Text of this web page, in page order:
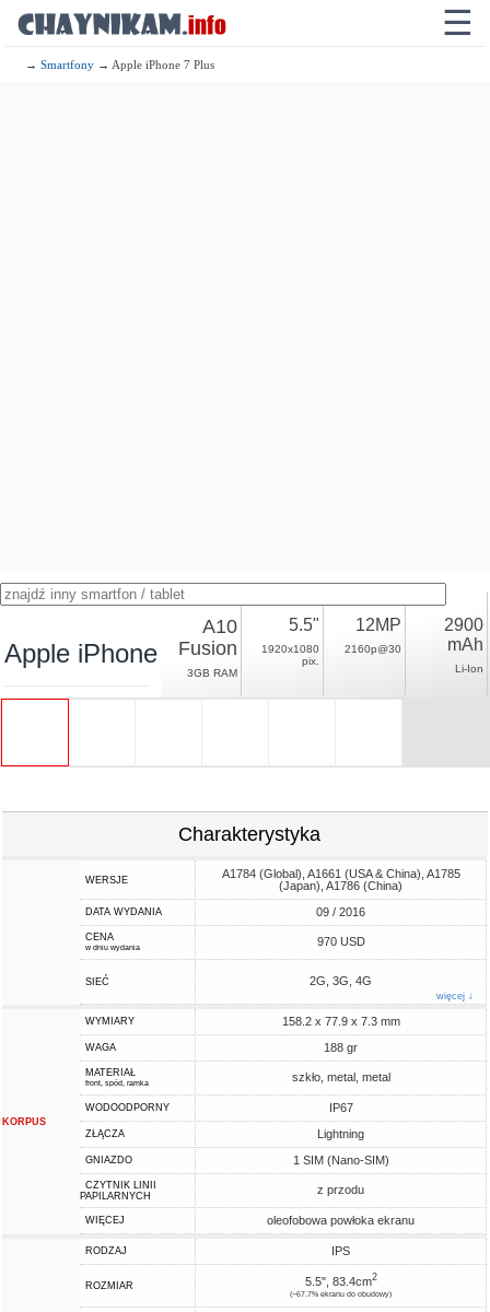
☰
→Smartfony → Apple iPhone 7 Plus
Apple iPhone 7 Plus
A10
Fusion
3GB RAM
5.5"
1920x1080
pix.
12MP
2160p@30
2900
mAh
Li-Ion
Charakterystyka
WERSJE
A1784 (Global), A1661 (USA & China), A1785
(Japan), A1786 (China)
DATA WYDANIA 09 / 2016
CENA
w dniu wydania 970 USD
SIEĆ 2G, 3G, 4G
więcej ↓
KORPUS
WYMIARY 158.2 x 77.9 x 7.3 mm
WAGA 188 gr
MATERIAŁ
front, spód, ramka szkło, metal, metal
WODOODPORNY IP67
ZŁĄCZA Lightning
GNIAZDO 1 SIM (Nano-SIM)
CZYTNIK LINII
PAPILARNYCH
z przodu
WIĘCEJ oleofobowa powłoka ekranu
RODZAJ IPS
ROZMIAR 5.5", 83.4cm2
(~67.7% ekranu do obudowy)